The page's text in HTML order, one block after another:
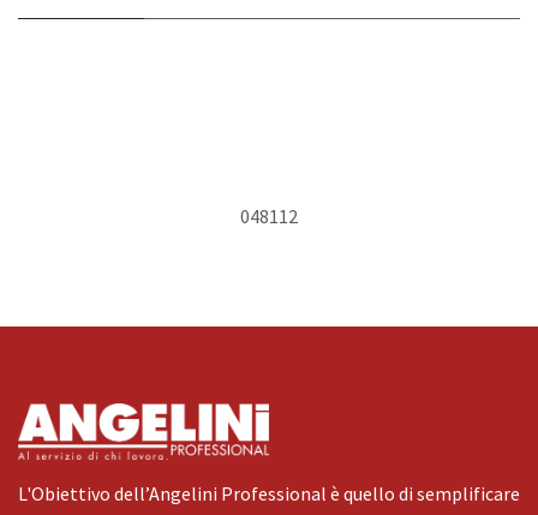
048112
L'Obiettivo dell’Angelini Professional è quello di semplificare